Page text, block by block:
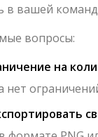
в вашей
вопросы:
на
нет